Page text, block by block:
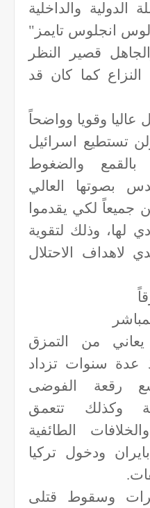
الدولية والداخلية
انجلوس تايمز"
قصير النظر
كما كان قد
وقويا وواضحاً
تستطيع اسرائيل
والضغوط
بصوتها العالي
جميعاً لكي يقدموا
لها، وذلك لتقوية
لاهداف الاحتلال
يعاني من التمزق
عدة سنوات تزداد
رقعة الفوضى
وكذلك تتعمق
الطائفية
ودخول تركيا
وسقوط قتلى